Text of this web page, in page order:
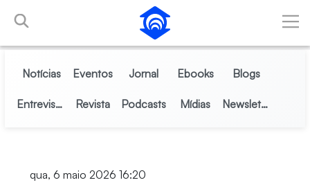
Pular para o Conteúdo principal
Notícias Eventos Jornal Ebooks Blogs
Entrevistas Revista Podcasts Mídias Newsletter
qua, 6 maio 2026 16:20